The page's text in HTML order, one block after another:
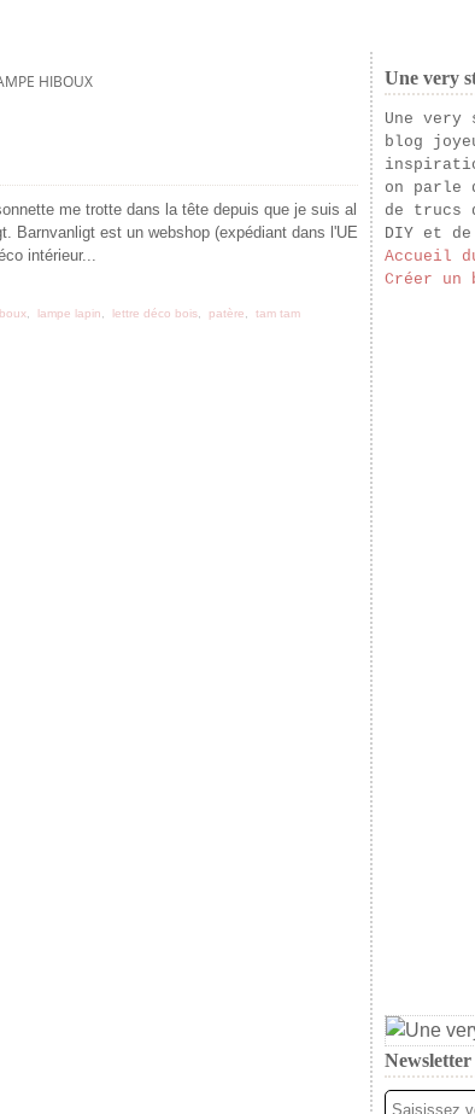
HIBOUX
me trotte dans la tête depuis que je suis al
Barnvanligt est un webshop (expédiant dans l'UE
intérieur...
lampe lapin lettre déco bois patère tam tam
Une very
Une
blog
on parle
de trucs
DIY et
Accueil
Créer un
Newsletter